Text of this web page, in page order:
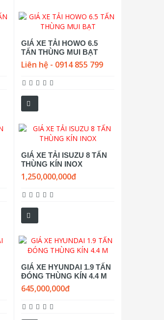
GIÁ XE TẢI HOWO 6.5
TẤN THÙNG MUI BẠT
Liên hệ - 0914 855 799
GIÁ XE TẢI ISUZU 8 TẤN
THÙNG KÍN INOX
1,250,000,000đ
GIÁ XE HYUNDAI 1.9 TẤN
ĐÓNG THÙNG KÍN 4.4 M
645,000,000đ